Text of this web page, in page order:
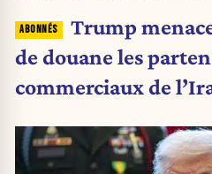
de l’Iran
Trump
de douane les
commerciaux de